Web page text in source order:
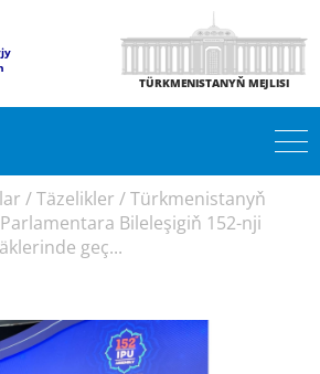
TÜRKMENISTANYŇ MEJLISI
/Täzelikler /Türkmenistanyň
Bileleşigiň 152-nji
geç...